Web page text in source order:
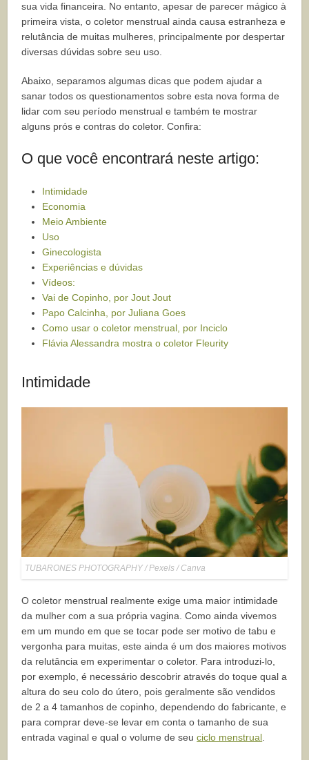
sua vida financeira. No entanto, apesar de parecer mágico à
primeira vista, o coletor menstrual ainda causa estranheza e
relutância de muitas mulheres, principalmente por despertar
diversas dúvidas sobre seu uso.
Abaixo, separamos algumas dicas que podem ajudar a
sanar todos os questionamentos sobre esta nova forma de
lidar com seu período menstrual e também te mostrar
alguns prós e contras do coletor. Confira:
O que você encontrará neste artigo:
Intimidade
Economia
Meio Ambiente
Uso
Ginecologista
Experiências e dúvidas
Vídeos:
Vai de Copinho, por Jout Jout
Papo Calcinha, por Juliana Goes
Como usar o coletor menstrual, por Inciclo
Flávia Alessandra mostra o coletor Fleurity
Intimidade
TUBARONES PHOTOGRAPHY / Pexels / Canva
O coletor menstrual realmente exige uma maior intimidade
da mulher com a sua própria vagina. Como ainda vivemos
em um mundo em que se tocar pode ser motivo de tabu e
vergonha para muitas, este ainda é um dos maiores motivos
da relutância em experimentar o coletor. Para introduzi-lo,
por exemplo, é necessário descobrir através do toque qual a
altura do seu colo do útero, pois geralmente são vendidos
de 2 a 4 tamanhos de copinho, dependendo do fabricante, e
para comprar deve-se levar em conta o tamanho de sua
entrada vaginal e qual o volume de seuciclo menstrual.